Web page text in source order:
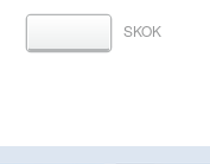
MEZERNÍKSKOK